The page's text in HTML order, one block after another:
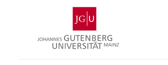
Gutenberg-
Universität
Mainz